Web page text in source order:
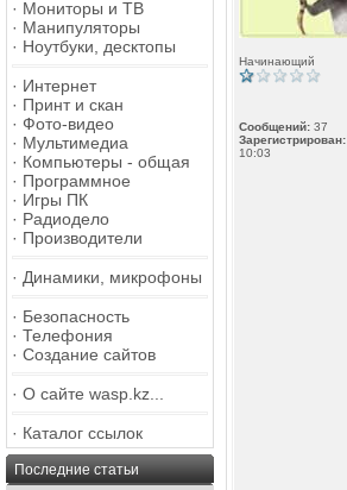
· Мониторы и ТВ
· Манипуляторы
· Ноутбуки, десктопы
· Интернет
· Принт и скан
· Фото-видео
· Мультимедиа
· Компьютеры - общая
· Программное
· Игры ПК
· Радиодело
· Производители
· Динамики, микрофоны
· Безопасность
· Телефония
· Создание сайтов
· О сайте wasp.kz...
· Каталог ссылок
Последние статьи
Начинающий
Сообщений: 37
Зарегистрирован:
10:03